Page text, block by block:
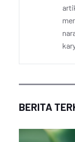
BERITA